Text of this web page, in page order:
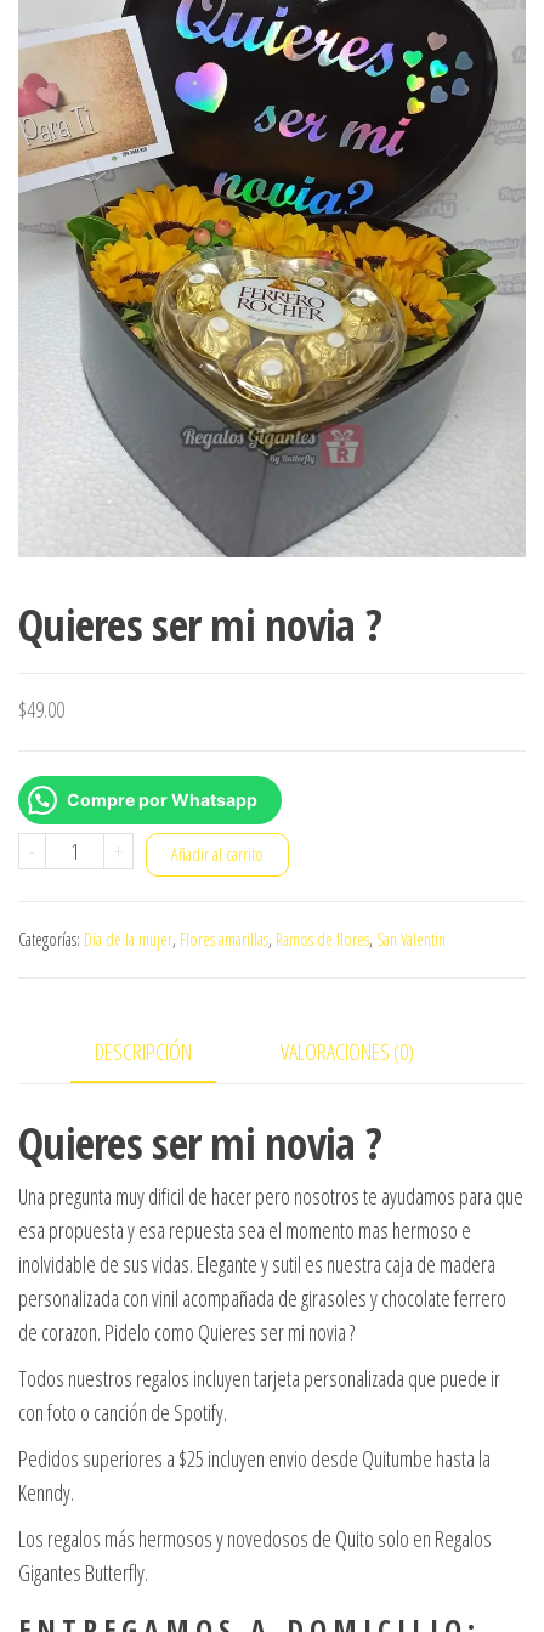
Quieres ser mi novia ?
$49.00
Compre por Whatsapp
-
Quieres
novia
+ Añadir al carrito
Categorías: Dia de la mujer, Flores amarillas, Ramos de flores, San Valentin
DESCRIPCIÓN VALORACIONES (0)
Quieres ser mi novia ?
Una pregunta muy dificil de hacer pero nosotros te ayudamos para que
esa propuesta y esa repuesta sea el momento mas hermoso e
inolvidable de sus vidas. Elegante y sutil es nuestra caja de madera
personalizada con vinil acompañada de girasoles y chocolate ferrero
de corazon. Pidelo como Quieres ser mi novia ?
Todos nuestros regalos incluyen tarjeta personalizada que puede ir
con foto o canción de Spotify.
Pedidos superiores a $25 incluyen envio desde Quitumbe hasta la
Kenndy.
Los regalos más hermosos y novedosos de Quito solo en Regalos
Gigantes Butterfly.